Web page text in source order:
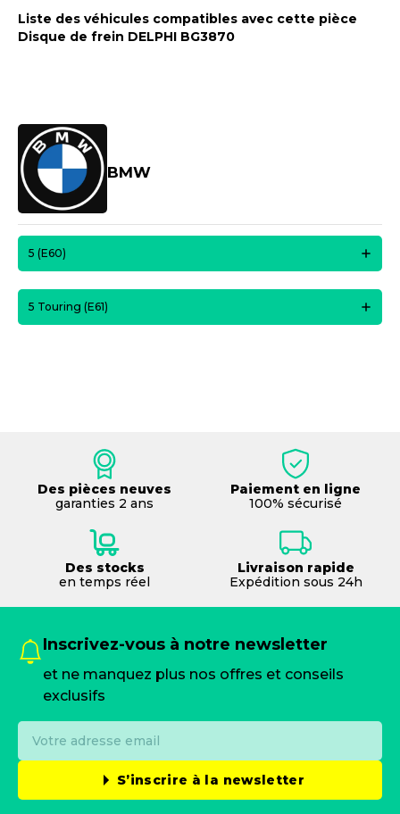
Liste des véhicules compatibles avec cette pièce
Disque de frein DELPHI BG3870
BMW
5 (E60)
5 Touring (E61)
Des pièces neuves
garanties 2 ans
Paiement en ligne
100% sécurisé
Des stocks
en temps réel
Livraison rapide
Expédition sous 24h
Inscrivez-vous à notre newsletter
et ne manquez plus nos offres et conseils
exclusifs
S’inscrire à la newsletter